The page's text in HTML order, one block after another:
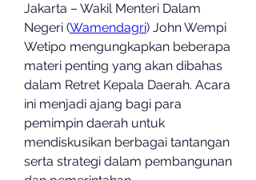
Jakarta – Wakil Menteri Dalam
Negeri (Wamendagri) John Wempi
Wetipo mengungkapkan beberapa
materi penting yang akan dibahas
dalam Retret Kepala Daerah. Acara
ini menjadi ajang bagi para
pemimpin daerah untuk
mendiskusikan berbagai tantangan
serta strategi dalam pembangunan